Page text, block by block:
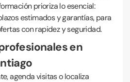
prioriza lo esencial:
estimados y garantías, para
con rapidez y seguridad.
en
agenda visitas o localiza